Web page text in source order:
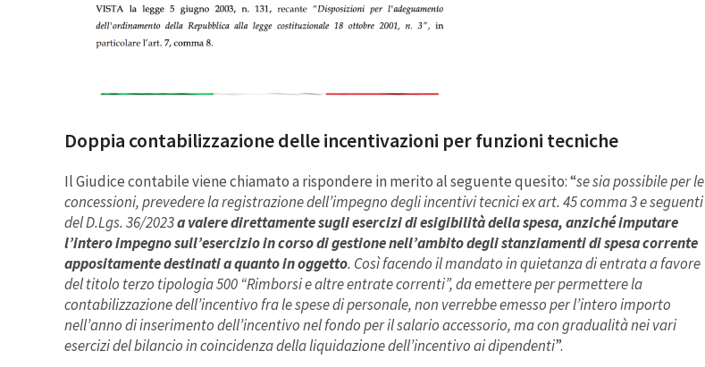
Doppia contabilizzazione delle incentivazioni per funzioni tecniche
Il Giudice contabile viene chiamato a rispondere in merito al seguente quesito: “se sia possibile per le
concessioni, prevedere la registrazione dell’impegno degli incentivi tecnici ex art. 45 comma 3 e seguenti
del D.Lgs. 36/2023a valere direttamente sugli esercizi di esigibilità della spesa, anziché imputare
l’intero impegno sull’esercizio in corso di gestione nell’ambito degli stanziamenti di spesa corrente
appositamente destinati a quanto in oggetto. Così facendo il mandato in quietanza di entrata a favore
del titolo terzo tipologia 500 “Rimborsi e altre entrate correnti”, da emettere per permettere la
contabilizzazione dell’incentivo fra le spese di personale, non verrebbe emesso per l’intero importo
nell’anno di inserimento dell’incentivo nel fondo per il salario accessorio, ma con gradualità nei vari
esercizi del bilancio in coincidenza della liquidazione dell’incentivo ai dipendenti”.